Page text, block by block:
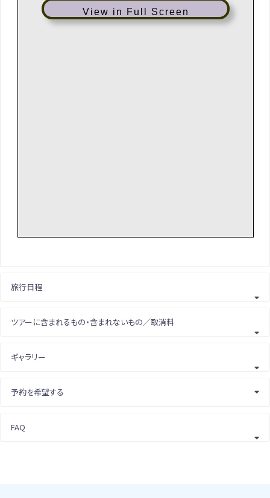
View in Full Screen
旅行日程
ツアーに含まれるもの・含まれないもの／取消料
ギャラリー
予約を希望する
FAQ